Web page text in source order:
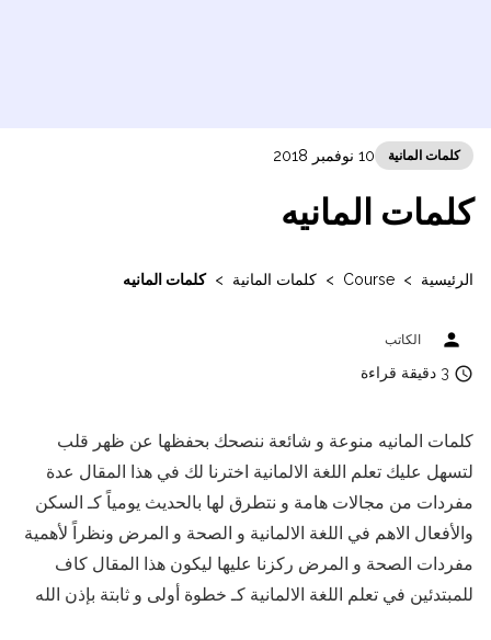
كلمات المانية 10 نوفمبر 2018
كلمات المانيه
الرئيسية >
Course
> كلمات المانية > كلمات المانيه
person الكاتب
access_time 3 دقيقة قراءة
كلمات المانيه منوعة و شائعة ننصحك بحفظها عن ظهر قلب
لتسهل عليك تعلم اللغة الالمانية اخترنا لك في هذا المقال عدة
مفردات من مجالات هامة و نتطرق لها بالحديث يومياً كـ السكن
والأفعال الاهم في اللغة الالمانية و الصحة و المرض ونظراً لأهمية
مفردات الصحة و المرض ركزنا عليها ليكون هذا المقال كاف
للمبتدئين في تعلم اللغة الالمانية كـ خطوة أولى و ثابتة بإذن الله